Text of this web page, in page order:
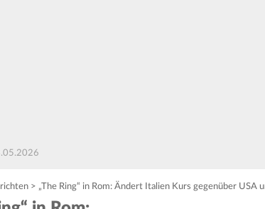
> „The Ring“ in Rom: Ändert Italien Kurs gegenüber USA